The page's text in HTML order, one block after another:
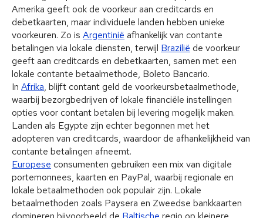
Amerika geeft ook de voorkeur aan creditcards en
debetkaarten, maar individuele landen hebben unieke
voorkeuren. Zo is Argentinië afhankelijk van contante
betalingen via lokale diensten, terwijl Brazilië de voorkeur
geeft aan creditcards en debetkaarten, samen met een
lokale contante betaalmethode, Boleto Bancario.
In Afrika, blijft contant geld de voorkeursbetaalmethode,
waarbij bezorgbedrijven of lokale financiële instellingen
opties voor contant betalen bij levering mogelijk maken.
Landen als Egypte zijn echter begonnen met het
adopteren van creditcards, waardoor de afhankelijkheid van
contante betalingen afneemt.
Europese consumenten gebruiken een mix van digitale
portemonnees, kaarten en PayPal, waarbij regionale en
lokale betaalmethoden ook populair zijn. Lokale
betaalmethoden zoals Paysera en Zweedse bankkaarten